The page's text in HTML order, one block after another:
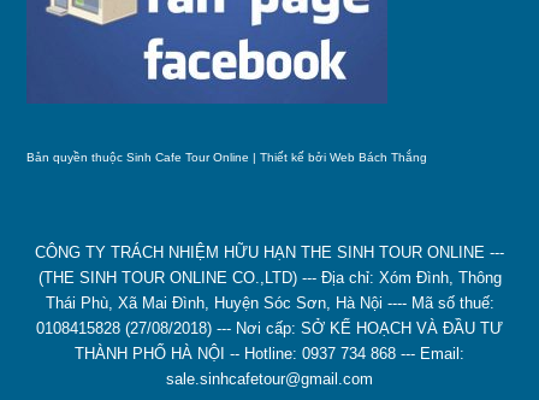
Bản quyền thuộc Sinh Cafe Tour Online | Thiết kế bởiWeb Bách Thắng
CÔNG TY TRÁCH NHIỆM HỮU HẠN THE SINH TOUR ONLINE ---
(THE SINH TOUR ONLINE CO.,LTD) --- Địa chỉ: Xóm Đình, Thông
Thái Phù, Xã Mai Đình, Huyện Sóc Sơn, Hà Nội ---- Mã số thuế:
0108415828 (27/08/2018) --- Nơi cấp: SỞ KẾ HOẠCH VÀ ĐẦU TƯ
THÀNH PHỐ HÀ NỘI -- Hotline: 0937 734 868 --- Email:
sale.sinhcafetour@gmail.com